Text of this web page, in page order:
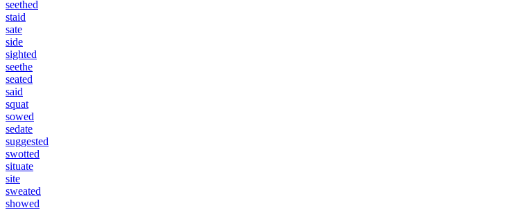
seethed
staid
sate
side
sighted
seethe
seated
said
squat
sowed
sedate
suggested
swotted
situate
site
sweated
showed